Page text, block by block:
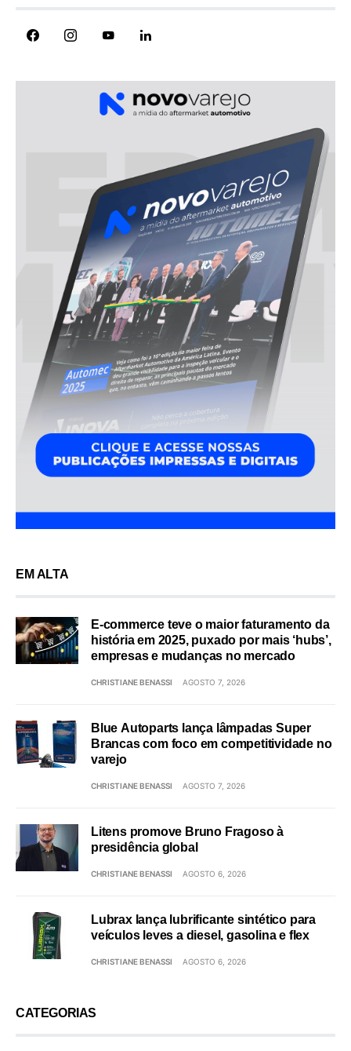
EM ALTA
E-commerce teve o maior faturamento da
história em 2025, puxado por mais ‘hubs’,
empresas e mudanças no mercado
CHRISTIANE BENASSI AGOSTO 7, 2026
Blue Autoparts lança lâmpadas Super
Brancas com foco em competitividade no
varejo
CHRISTIANE BENASSI AGOSTO 7, 2026
Litens promove Bruno Fragoso à
presidência global
CHRISTIANE BENASSI AGOSTO 6, 2026
Lubrax lança lubrificante sintético para
veículos leves a diesel, gasolina e flex
CHRISTIANE BENASSI AGOSTO 6, 2026
CATEGORIAS